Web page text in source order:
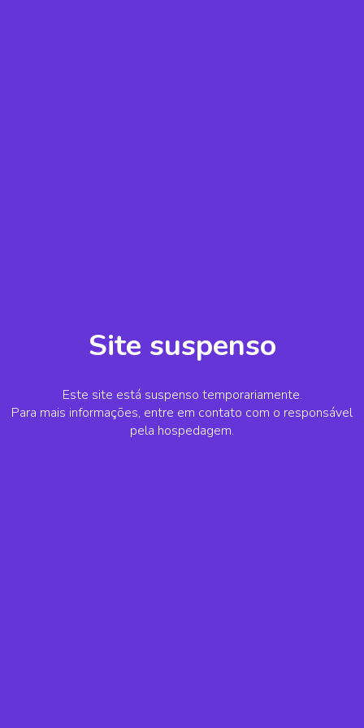
Site suspenso
Este site está suspenso temporariamente.
Para mais informações, entre em contato com o responsável
pela hospedagem.